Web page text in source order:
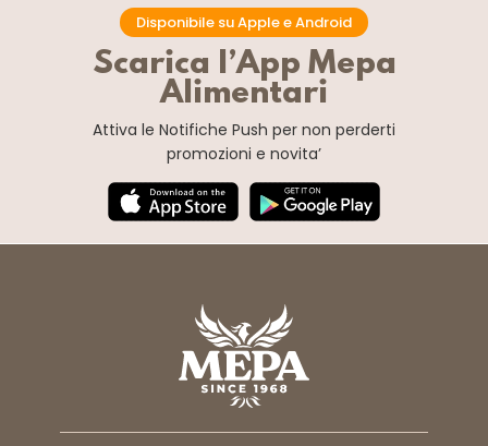
Disponibile su Apple e Android
Scarica l’App Mepa
Alimentari
Attiva le Notifiche Push per non perderti
promozioni e novita’